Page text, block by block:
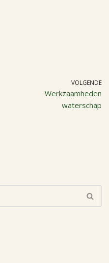
VOLGENDE
Werkzaamheden
waterschap